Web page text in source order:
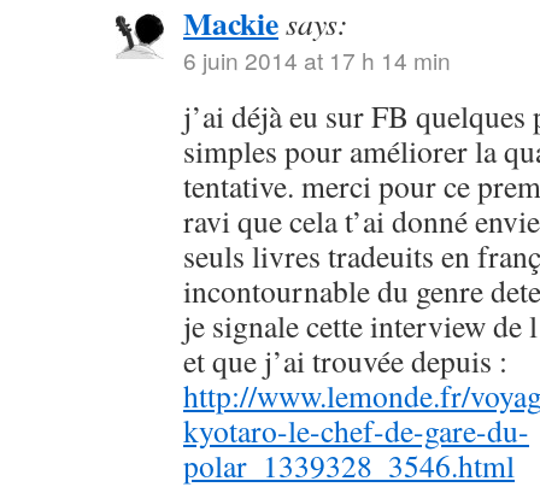
Mackiesays:
6 juin 2014 at 17 h 14 min
j’ai déjà eu sur FB quelques
simples pour améliorer la
tentative. merci pour ce
ravi que cela t’ai donné
seuls livres tradeuits en
incontournable du genre
je signale cette interview de
et que j’ai trouvée depuis :
http://www.lemonde.fr/
kyotaro-le-chef-de-gare-du-
polar_1339328_3546.html